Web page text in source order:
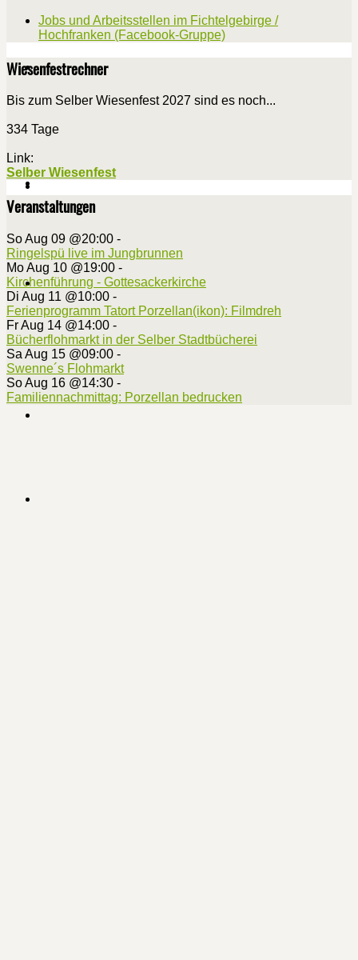
Jobs und Arbeitsstellen im Fichtelgebirge /
Hochfranken (Facebook-Gruppe)
Wiesenfestrechner
Bis zum Selber Wiesenfest 2027 sind es noch...
334 Tage
Link:
Selber Wiesenfest
Veranstaltungen
So Aug 09 @20:00 -
Ringelspü live im Jungbrunnen
Mo Aug 10 @19:00 -
Kirchenführung - Gottesackerkirche
Di Aug 11 @10:00 -
Ferienprogramm Tatort Porzellan(ikon): Filmdreh
Fr Aug 14 @14:00 -
Bücherflohmarkt in der Selber Stadtbücherei
Sa Aug 15 @09:00 -
Swenne´s Flohmarkt
So Aug 16 @14:30 -
Familiennachmittag: Porzellan bedrucken